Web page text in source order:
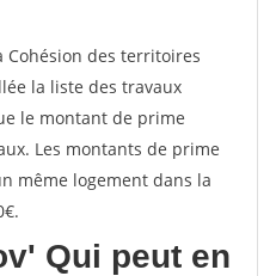
des territoires
la liste des travaux
le montant de prime
Les montants de prime
même logement dans la
Qui peut en